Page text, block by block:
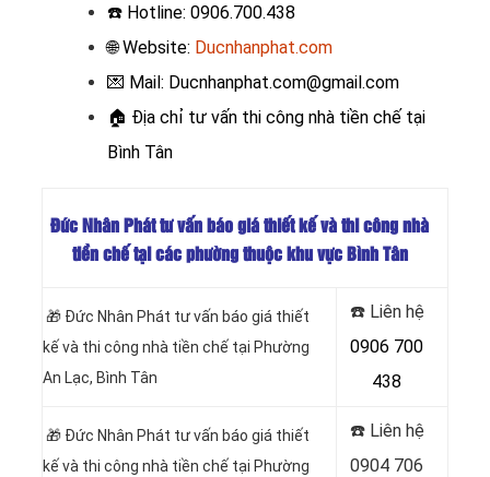
☎️ Hotline: 0906.700.438
🌐 Website: Ducnhanphat.com
💌 Mail: Ducnhanphat.com@gmail.com
🏠 Địa chỉ tư vấn thi công nhà tiền chế tại
Bình Tân
Đức Nhân Phát tư vấn báo giá thiết kế và thi công nhà
tiền chế tại các phường thuộc khu vực Bình Tân
🎁 Đức Nhân Phát tư vấn báo giá thiết
kế và thi công nhà tiền chế tại Phường
An Lạc, Bình Tân
☎️ Liên hệ
0906 700
438
🎁 Đức Nhân Phát tư vấn báo giá thiết
kế và thi công nhà tiền chế tại Phường
☎️ Liên hệ
0904 706